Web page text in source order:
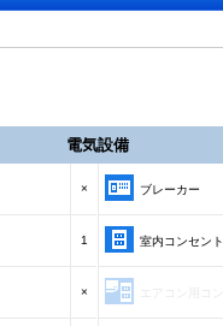
電気設備
× ブレーカー
1 室内コンセント
×